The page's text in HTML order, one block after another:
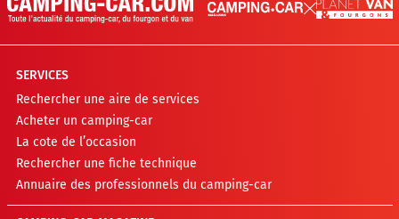
SERVICES
Rechercher une aire de services
Acheter un camping-car
La cote de l’occasion
Rechercher une fiche technique
Annuaire des professionnels du camping-car